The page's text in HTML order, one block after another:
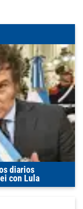
diarios
con Lula